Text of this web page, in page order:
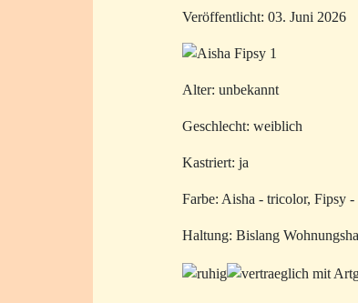
Veröffentlicht: 03. Juni 2026
Alter: unbekannt
Geschlecht: weiblich
Kastriert: ja
Farbe: Aisha - tricolor, Fipsy
Haltung: Bislang